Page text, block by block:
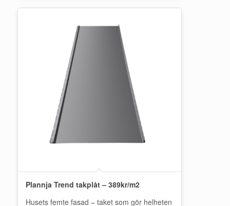
Plannja Trend takplåt – 389kr/m2
Husets femte fasad – taket som gör helheten